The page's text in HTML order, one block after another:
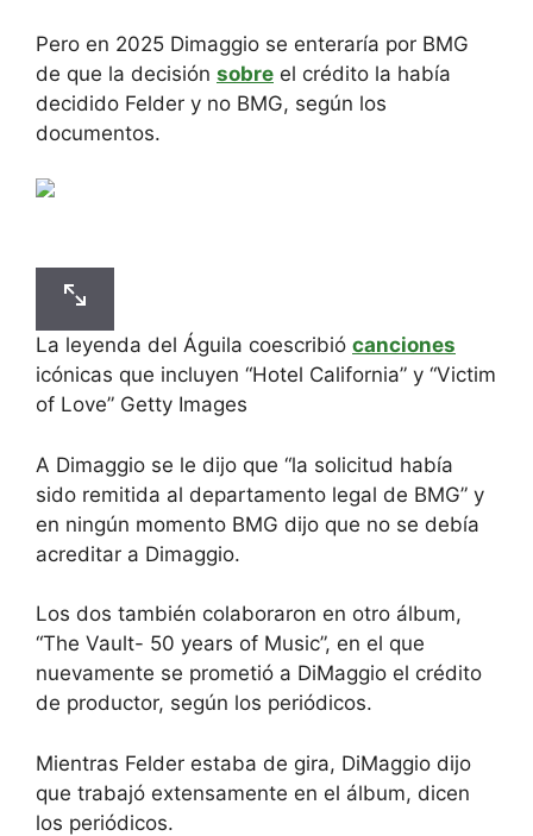
Pero en 2025 Dimaggio se enteraría por BMG
de que la decisión sobre el crédito la había
decidido Felder y no BMG, según los
documentos.
La leyenda del Águila coescribió canciones
icónicas que incluyen “Hotel California” y “Victim
of Love” Getty Images
A Dimaggio se le dijo que “la solicitud había
sido remitida al departamento legal de BMG” y
en ningún momento BMG dijo que no se debía
acreditar a Dimaggio.
Los dos también colaboraron en otro álbum,
“The Vault- 50 years of Music”, en el que
nuevamente se prometió a DiMaggio el crédito
de productor, según los periódicos.
Mientras Felder estaba de gira, DiMaggio dijo
que trabajó extensamente en el álbum, dicen
los periódicos.